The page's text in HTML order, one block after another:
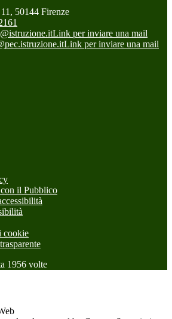
50144 Firenze
Link per inviare una mail
Link per inviare una mail
il Pubblico
cookie
1956 volte